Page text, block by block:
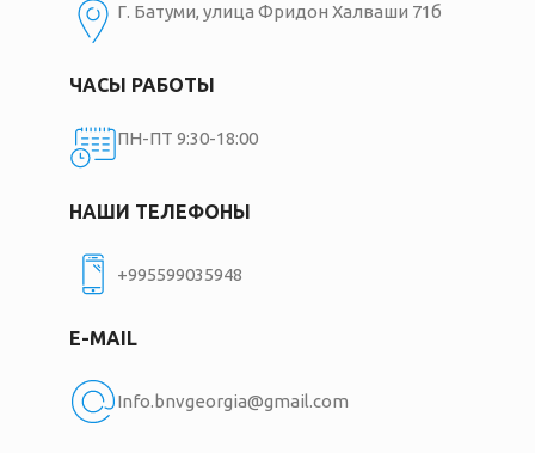
Г. Батуми, улица Фридон Халваши 71б
ЧАСЫ РАБОТЫ
ПН-ПТ 9:30-18:00
НАШИ ТЕЛЕФОНЫ
+995599035948
E-MAIL
Info.bnvgeorgia@gmail.com